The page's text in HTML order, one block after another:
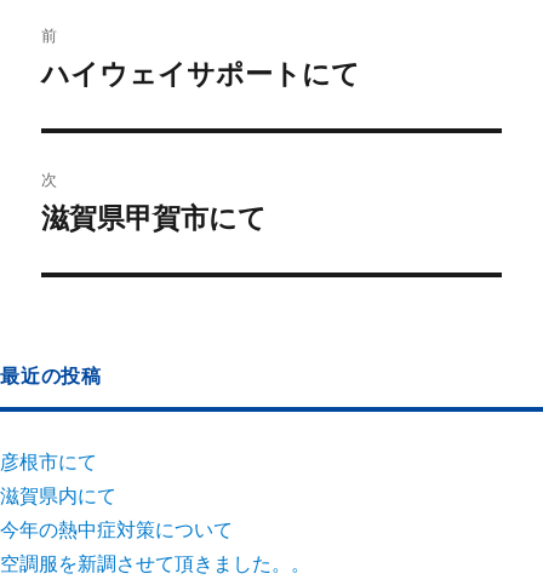
前
ハイウェイサポートにて
次
滋賀県甲賀市にて
最近の投稿
彦根市にて
滋賀県内にて
今年の熱中症対策について
空調服を新調させて頂きました。。